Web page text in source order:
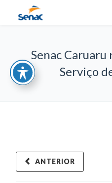
Senac Caruaru
Serviço
ANTERIOR